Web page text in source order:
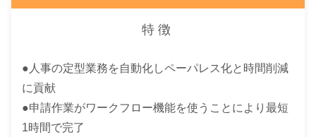
特徴
●人事の定型業務を自動化しペーパレス化と時間削減
に貢献
●申請作業がワークフロー機能を使うことにより最短
1時間で完了